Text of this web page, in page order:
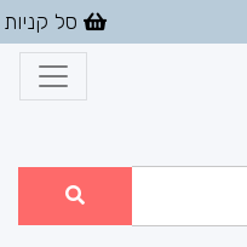
סל קניות